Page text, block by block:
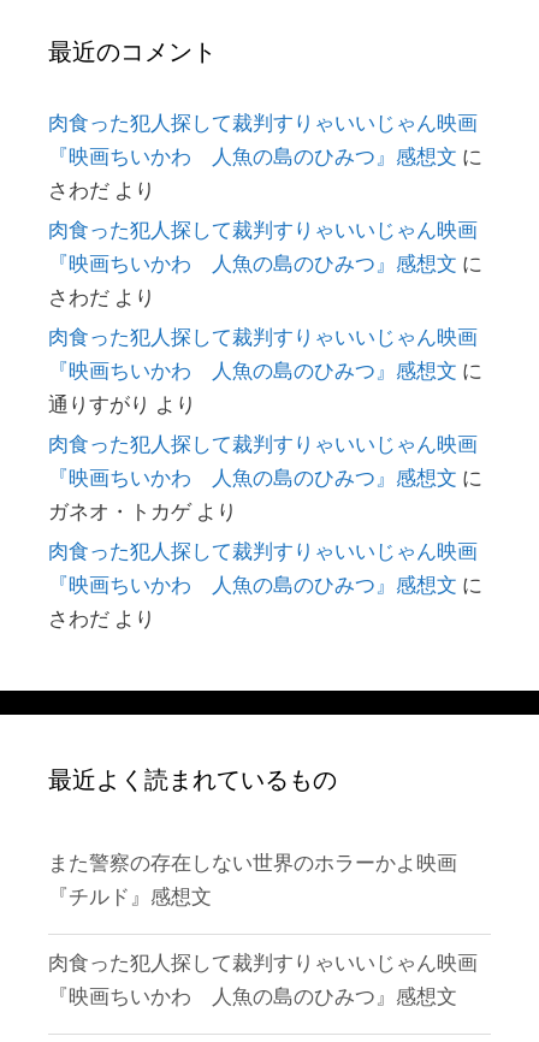
最近のコメント
肉食った犯人探して裁判すりゃいいじゃん映画
『映画ちいかわ 人魚の島のひみつ』感想文 に
さわだ より
肉食った犯人探して裁判すりゃいいじゃん映画
『映画ちいかわ 人魚の島のひみつ』感想文 に
さわだ より
肉食った犯人探して裁判すりゃいいじゃん映画
『映画ちいかわ 人魚の島のひみつ』感想文 に
通りすがり より
肉食った犯人探して裁判すりゃいいじゃん映画
『映画ちいかわ 人魚の島のひみつ』感想文 に
ガネオ・トカゲより
肉食った犯人探して裁判すりゃいいじゃん映画
『映画ちいかわ 人魚の島のひみつ』感想文 に
さわだ より
最近よく読まれているもの
また警察の存在しない世界のホラーかよ映画
『チルド』感想文
肉食った犯人探して裁判すりゃいいじゃん映画
『映画ちいかわ 人魚の島のひみつ』感想文